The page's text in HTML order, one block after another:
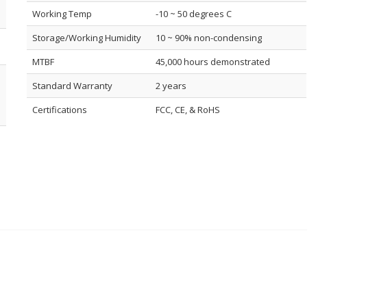
Working Temp
-10 ~ 50 degrees C
Storage/Working Humidity
10 ~ 90% non-condensing
MTBF
45,000 hours demonstrated
Standard Warranty
2 years
Certifications
FCC, CE, & RoHS